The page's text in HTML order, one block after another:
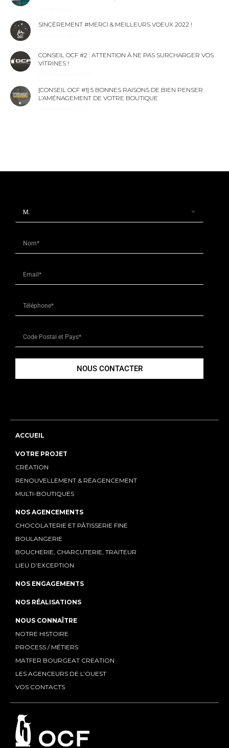
SINCÈREMENT #MERCI & MEILLEURS VOEUX 2022 !
CONSEIL OCF #2 : ATTENTION À NE PAS SURCHARGER VOS
VITRINES !
[CONSEIL OCF #1] 5 BONNES RAISONS DE BIEN PENSER
L’AMÉNAGEMENT DE VOTRE BOUTIQUE
NOUS CONTACTER
ACCUEIL
VOTRE PROJET
CRÉATION
RENOUVELLEMENT & RÉAGENCEMENT
MULTI-BOUTIQUES
NOS AGENCEMENTS
CHOCOLATERIE ET PÂTISSERIE FINE
BOULANGERIE
BOUCHERIE, CHARCUTERIE, TRAITEUR
LIEU D’EXCEPTION
NOS ENGAGEMENTS
NOS RÉALISATIONS
NOUS CONNAÎTRE
NOTRE HISTOIRE
PROCESS / MÉTIERS
MATFER BOURGEAT CREATION
LES AGENCEURS DE L’OUEST
VOS CONTACTS